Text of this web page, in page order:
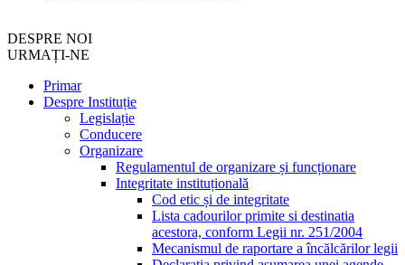
DESPRE NOI
URMAȚI-NE
Primar
Despre Instituție
Legislație
Conducere
Organizare
Regulamentul de organizare și funcționare
Integritate instituțională
Cod etic și de integritate
Lista cadourilor primite si destinatia
acestora, conform Legii nr. 251/2004
Mecanismul de raportare a încălcărilor legii